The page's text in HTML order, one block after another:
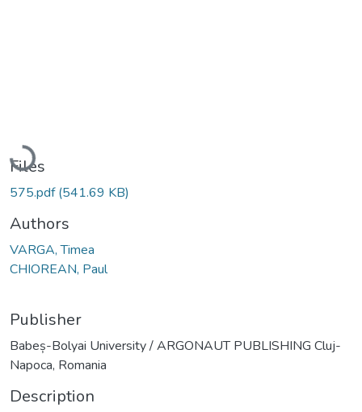
Loading...
Files
575.pdf(541.69 KB)
Authors
VARGA, Timea
CHIOREAN, Paul
Publisher
Babeș-Bolyai University / ARGONAUT PUBLISHING Cluj-
Napoca, Romania
Description